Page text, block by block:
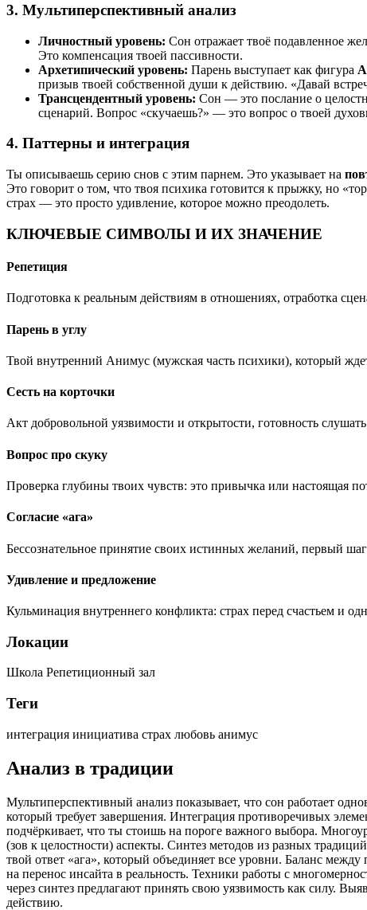
3. Мультиперспективный анализ
Личностный уровень: Сон отражает твоё подавленное
Это компенсация твоей пассивности.
Архетипический уровень: Парень выступает как фигура
призыв твоей собственной души к действию. «Давай
Трансцендентный уровень: Сон — это послание о
сценарий. Вопрос «скучаешь?» — это вопрос о твоей
4. Паттерны и интеграция
Ты описываешь серию снов с этим парнем. Это указывает на
Это говорит о том, что твоя психика готовится к прыжку, но
страх — это просто удивление, которое можно преодолеть.
КЛЮЧЕВЫЕ СИМВОЛЫ И ИХ ЗНАЧЕНИЕ
Репетиция
Подготовка к реальным действиям в отношениях, отработка
Парень в углу
Твой внутренний Анимус (мужская часть психики), который
Сесть на корточки
Акт добровольной уязвимости и открытости, готовность
Вопрос про скуку
Проверка глубины твоих чувств: это привычка или настоящая
Согласие «ага»
Бессознательное принятие своих истинных желаний, первый
Удивление и предложение
Кульминация внутреннего конфликта: страх перед счастьем и
Локации
Школа Репетиционный зал
Теги
интеграция инициатива страх любовь анимус
Анализ в традиции
Мультиперспективный анализ показывает, что сон работает
который требует завершения. Интеграция противоречивых
подчёркивает, что ты стоишь на пороге важного выбора.
(зов к целостности) аспекты. Синтез методов из разных
твой ответ «ага», который объединяет все уровни. Баланс
на перенос инсайта в реальность. Техники работы с
через синтез предлагают принять свою уязвимость как силу.
действию.